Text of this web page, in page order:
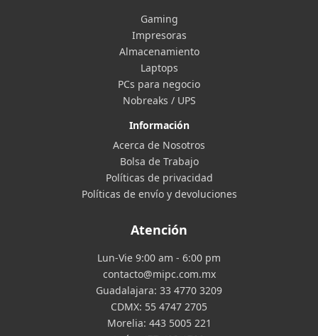
Gaming
Impresoras
Almacenamiento
Laptops
PCs para negocio
Nobreaks / UPS
Información
Acerca de Nosotros
Bolsa de Trabajo
Políticas de privacidad
Políticas de envío y devoluciones
Atención
Lun-Vie 9:00 am - 6:00 pm
contacto@mipc.com.mx
Guadalajara: 33 4770 3209
CDMX: 55 4747 2705
Morelia: 443 5005 221